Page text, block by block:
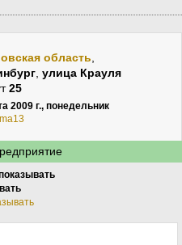
область
, улица Крауля
25
2009 г., понедельник